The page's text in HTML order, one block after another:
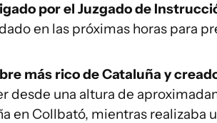
por el Juzgado de
en las próximas horas para
más rico de Cataluña y
desde una altura de
en Collbató, mientras realizaba